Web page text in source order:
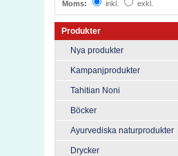
Moms: inkl. exkl.
Produkter
Nya produkter
Kampanjprodukter
Tahitian Noni
Böcker
Ayurvediska naturprodukter
Drycker